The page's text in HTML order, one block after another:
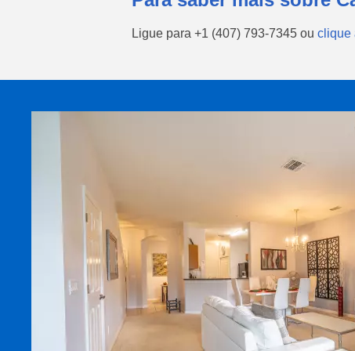
Ligue para +1 (407) 793-7345 ou clique